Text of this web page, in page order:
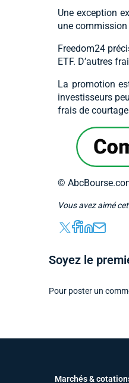
Une exception
une commission
Freedom24
ETF. D’autres
La promotion
investisseurs
frais de
©
Vous avez aimé
Soyez le
Pour poster un
Marchés &